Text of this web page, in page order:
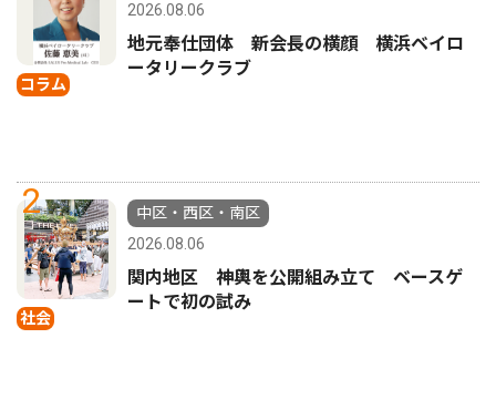
コラム
2026.08.06
地元奉仕団体 新会長の横顔 横浜ベイロ
ータリークラブ
2
社会
中区・西区・南区
2026.08.06
関内地区 神輿を公開組み立て ベースゲ
ートで初の試み